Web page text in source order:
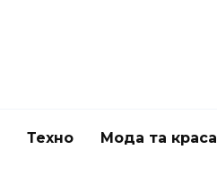
Техно Мода та краса